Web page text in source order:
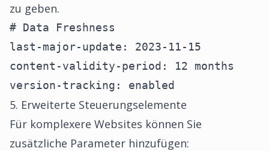
zu geben.
# Data Freshness
last-major-update: 2023-11-15
content-validity-period: 12 months
version-tracking: enabled
5. Erweiterte Steuerungselemente
Für komplexere Websites können Sie
zusätzliche Parameter hinzufügen: